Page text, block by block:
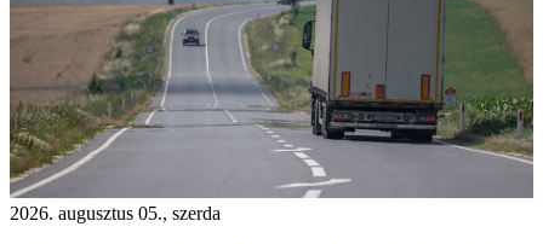
2026. augusztus 05., szerda